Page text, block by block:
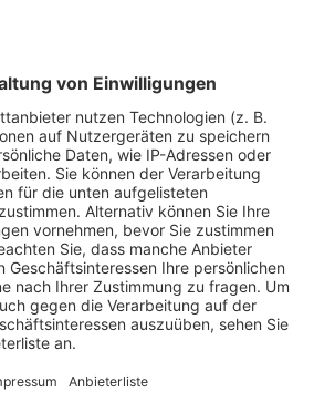
es nach dem favorisierten
Trägerschaft übernehmen und
einstellen. Laut dem
Kinder in den aktuellen
ehemaligen Don-Bosco-Schule
in einen anderen Teil der Schule
Trägerschaft würde für die Stadt
rund 280.000 Euro bedeuten.
wäre, dass ein freier Träger die
die Kinder doch auf andere Kitas
werden.